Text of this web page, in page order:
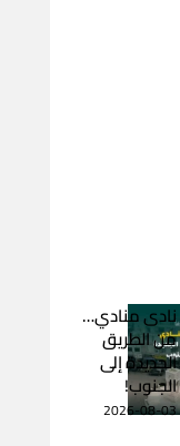
نادى منادي…
من الطريق
الجديدة إلى
الجنوب!
2026-08-03